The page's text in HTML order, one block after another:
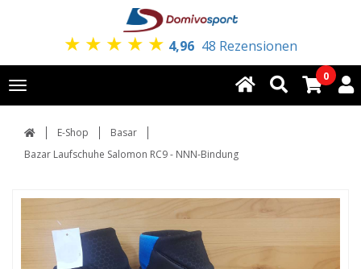
★ ★ ★ ★ ★ 4,96 48 Rezensionen
Toggle
navigation
0
E-Shop
Basar
Bazar Laufschuhe Salomon RC9 - NNN-Bindung